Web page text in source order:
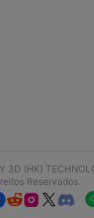
3D (HK)
Reservados.
  